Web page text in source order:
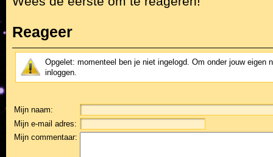
Reageer
Opgelet: momenteel ben je niet ingelogd. Om onder jouw eigen
inloggen.
Mijn naam:
Mijn e-mail adres:
Mijn commentaar: